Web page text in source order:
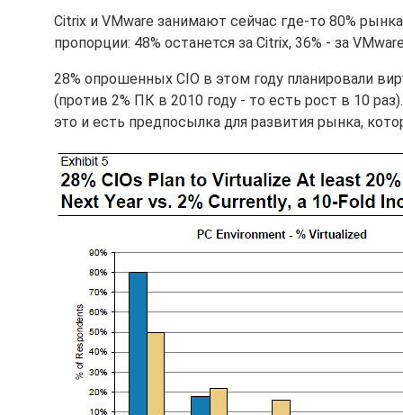
Citrix и VMware занимают сейчас где-то 80%
пропорции: 48% останется за Citrix, 36% - за
28% опрошенных CIO в этом году планировали
(против 2% ПК в 2010 году - то есть рост в 10
это и есть предпосылка для развития рынка,